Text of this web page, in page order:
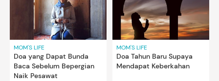
MOM'S LIFE
Doa yang Dapat Bunda
Baca Sebelum Bepergian
Naik Pesawat
MOM'S LIFE
Doa Tahun Baru Supaya
Mendapat Keberkahan